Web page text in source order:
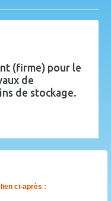
(firme) pour le
de
de stockage.
ci-après :